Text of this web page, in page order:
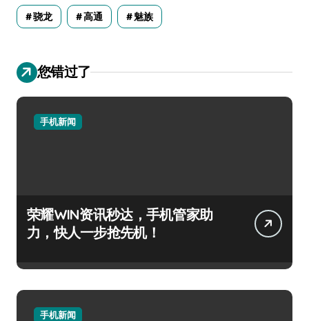
骁龙 高通 魅族
您错过了
手机新闻
荣耀WIN资讯秒达，手机管家助
力，快人一步抢先机！
手机新闻